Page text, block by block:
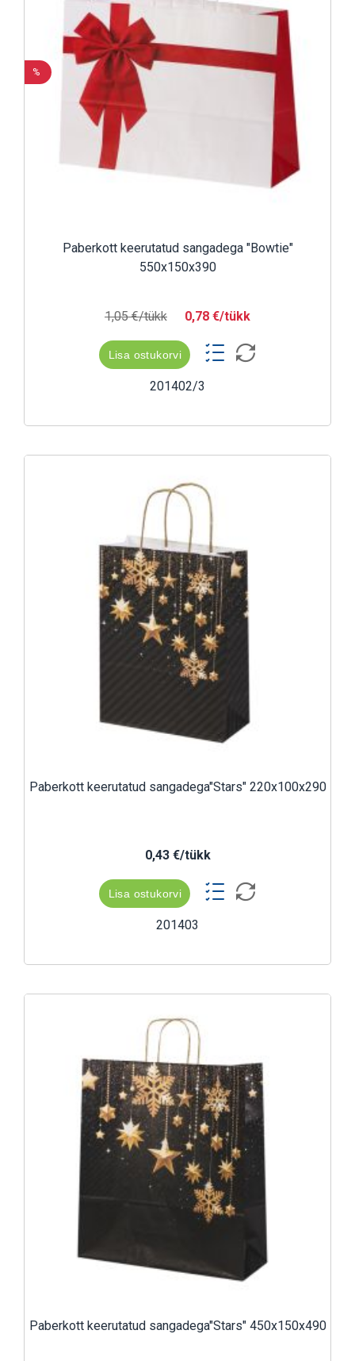
%
Paberkott keerutatud sangadega "Bowtie"
550x150x390
1,05 €/tükk 0,78 €/tükk
Lisa ostukorvi
201402/3
Paberkott keerutatud sangadega"Stars" 220x100x290
0,43 €/tükk
Lisa ostukorvi
201403
Paberkott keerutatud sangadega"Stars" 450x150x490